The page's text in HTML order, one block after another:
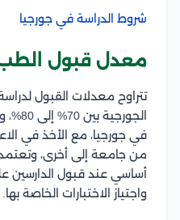
شروط الدراسة في جورجيا
معدل قبول الطب
تتراوح معدلات القبول
في جورجيا، مع الأخذ في
من جامعة إلى أخرى،
أساسي عند قبول الدارسين
واجتياز الاختبارات الخاصة بها.